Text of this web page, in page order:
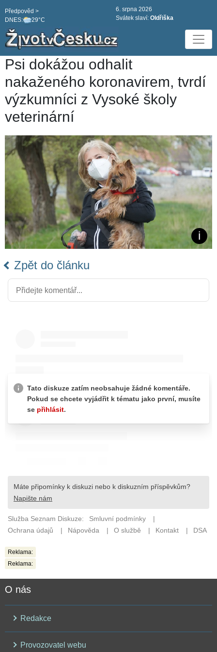
DNES: 29°C
Předpověd >
6. srpna 2026
Svátek slaví: Oldřiška
Psi dokážou odhalit
nakaženého koronavirem, tvrdí
výzkumníci z Vysoké školy
veterinární
Zpět do článku
Reklama:
Reklama:
O nás
Redakce
Provozovatel webu